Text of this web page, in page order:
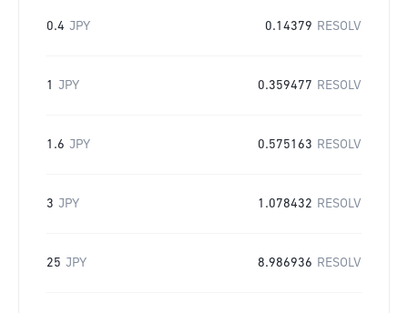
0.4 JPY 0.14379 RESOLV
1 JPY 0.359477 RESOLV
1.6 JPY 0.575163 RESOLV
3 JPY 1.078432 RESOLV
25 JPY 8.986936 RESOLV